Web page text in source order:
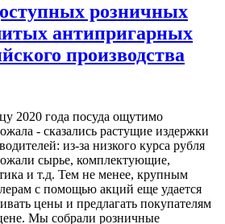
розничных
антипригарных
производства
2020 года посуда ощутимо
- сказались растущие издержки
из-за низкого курса рубля
сырье, комплектующие,
и т.д. Тем не менее, крупным
с помощью акций еще удается
цены и предлагать покупателям
Мы собрали розничные